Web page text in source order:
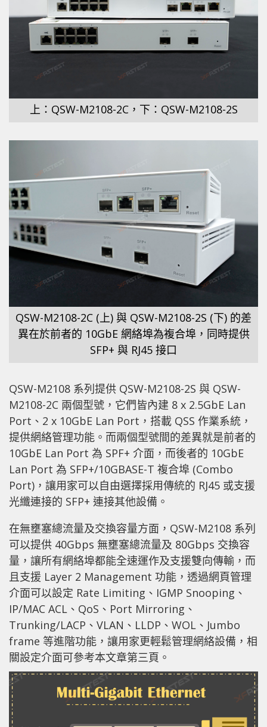
上：QSW-M2108-2C，下：QSW-M2108-2S
QSW-M2108-2C (上) 與 QSW-M2108-2S (下) 的差
異在於前者的 10GbE 網絡埠為複合埠，同時提供
SFP+ 與 RJ45 接口
QSW-M2108 系列提供 QSW-M2108-2S 與 QSW-
M2108-2C 兩個型號，它們皆內建 8 x 2.5GbE Lan
Port、2 x 10GbE Lan Port，搭載 QSS 作業系統，
提供網絡管理功能。而兩個型號間的差異就是前者的
10GbE Lan Port 為 SPF+ 介面，而後者的 10GbE
Lan Port 為 SFP+/10GBASE-T 複合埠 (Combo
Port)，讓用家可以自由選擇採用傳統的 RJ45 或支援
光纖連接的 SFP+ 連接其他設備。
在無壅塞總流量及交換容量方面，QSW-M2108 系列
可以提供 40Gbps 無壅塞總流量及 80Gbps 交換容
量，讓所有網絡埠都能全速運作及支援雙向傳輸，而
且支援 Layer 2 Management 功能，透過網頁管理
介面可以設定 Rate Limiting、IGMP Snooping、
IP/MAC ACL、QoS、Port Mirroring、
Trunking/LACP、VLAN、LLDP、WOL、Jumbo
frame 等進階功能，讓用家更輕鬆管理網絡設備，相
關設定介面可參考本文章第三頁。